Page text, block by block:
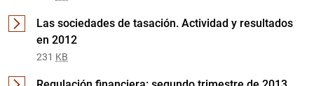
Las sociedades de tasación. Actividad y resultados
en 2012
231 KB